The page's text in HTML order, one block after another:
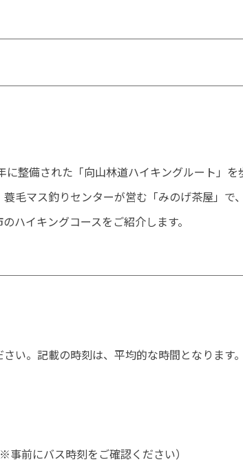
整備された「向山林道ハイキングルート」を
毛マス釣りセンターが営む「みのげ茶屋」で
ハイキングコースをご紹介します。
い。記載の時刻は、平均的な時間となります
前にバス時刻をご確認ください）